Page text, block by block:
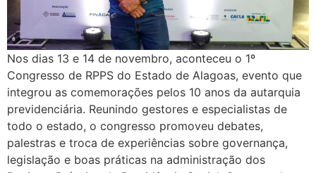
Nos dias 13 e 14 de novembro, aconteceu o 1º
Congresso de RPPS do Estado de Alagoas, evento que
integrou as comemorações pelos 10 anos da autarquia
previdenciária. Reunindo gestores e especialistas de
todo o estado, o congresso promoveu debates,
palestras e troca de experiências sobre governança,
legislação e boas práticas na administração dos